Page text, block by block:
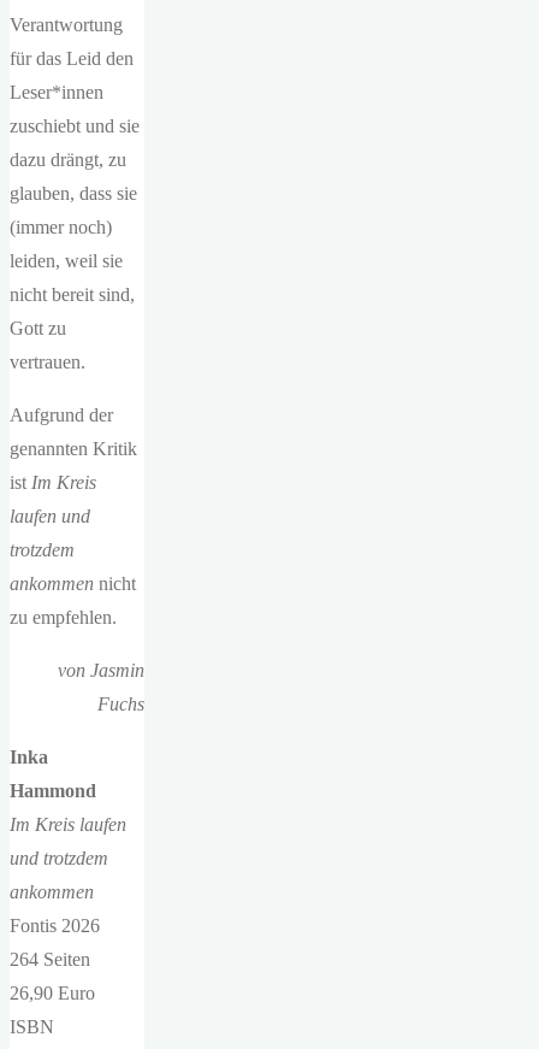
Verantwortung
für das Leid den
Leser*innen
zuschiebt und sie
dazu drängt, zu
glauben, dass sie
(immer noch)
leiden, weil sie
nicht bereit sind,
Gott zu
vertrauen.
Aufgrund der
genannten Kritik
ist Im Kreis
laufen und
trotzdem
ankommen nicht
zu empfehlen.
von Jasmin
Fuchs
Inka
Hammond
Im Kreis laufen
und trotzdem
ankommen
Fontis 2026
264 Seiten
26,90 Euro
ISBN